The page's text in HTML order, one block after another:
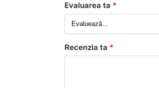
Evaluarea ta *
Recenzia ta *